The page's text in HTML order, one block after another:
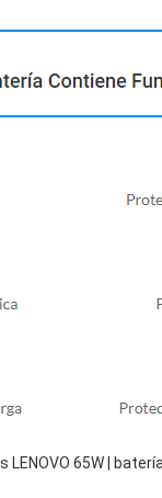
65W |